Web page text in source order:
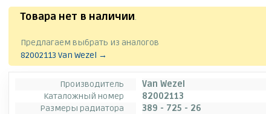
Товара нет в наличии.
Предлагаем выбрать из аналогов
82002113 Van Wezel →
Производитель
Van Wezel
Каталожный номер
82002113
Размеры радиатора
389 - 725 - 26